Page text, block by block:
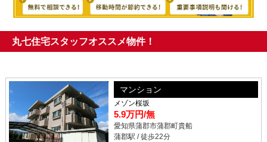
丸七住宅スタッフオススメ物件！
マンション
メゾン桜坂
5.9万円/無
愛知県蒲郡市蒲郡町貴船
蒲郡駅 / 徒歩22分